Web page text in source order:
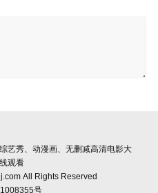
艺秀、动漫画、无删减高清电影大
观看
All Rights Reserved
号